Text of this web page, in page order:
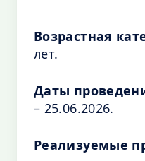
Возрастная
лет.
Даты
– 25.06.2026.
Реализуемые